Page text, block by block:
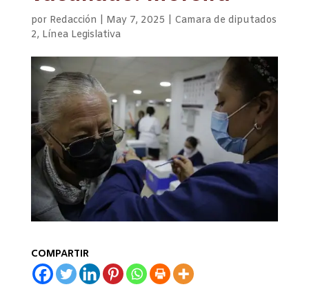
por Redacción May 7, 2025
Camara de diputados
2, Línea Legislativa
COMPARTIR